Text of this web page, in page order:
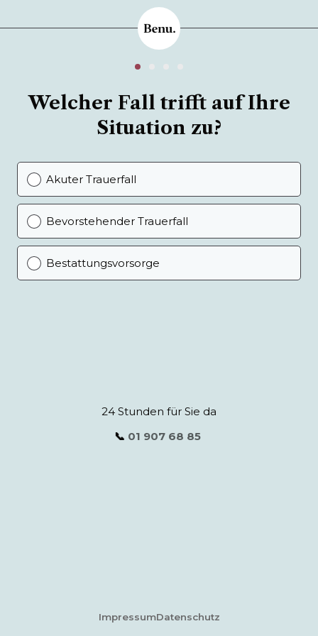
Welcher Fall trifft auf Ihre
Situation zu?
Akuter Trauerfall
Bevorstehender Trauerfall
Bestattungsvorsorge
24 Stunden für Sie da
📞 01 907 68 85
ImpressumDatenschutz